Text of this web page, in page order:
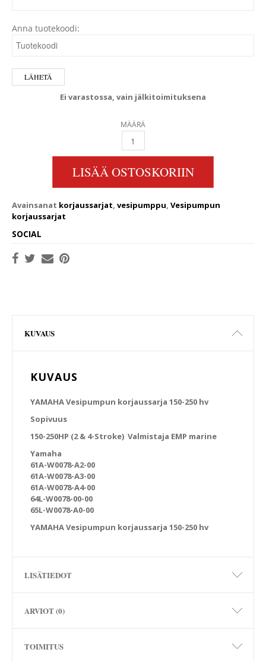
Anna tuotekoodi:
Ei varastossa, vain jälkitoimituksena
MÄÄRÄ
YAMAHA VESIPUMPUN KORJAUSSARJA 150-
LISÄÄ OSTOSKORIIN
Avainsanat korjaussarjat, vesipumppu, Vesipumpun
korjaussarjat
SOCIAL
KUVAUS
KUVAUS
YAMAHA Vesipumpun korjaussarja 150-250 hv
Sopivuus
150-250HP (2 & 4-Stroke) Valmistaja EMP marine
Yamaha
61A-W0078-A2-00
61A-W0078-A3-00
61A-W0078-A4-00
64L-W0078-00-00
65L-W0078-A0-00
YAMAHA Vesipumpun korjaussarja 150-250 hv
LISÄTIEDOT
ARVIOT (0)
TOIMITUS